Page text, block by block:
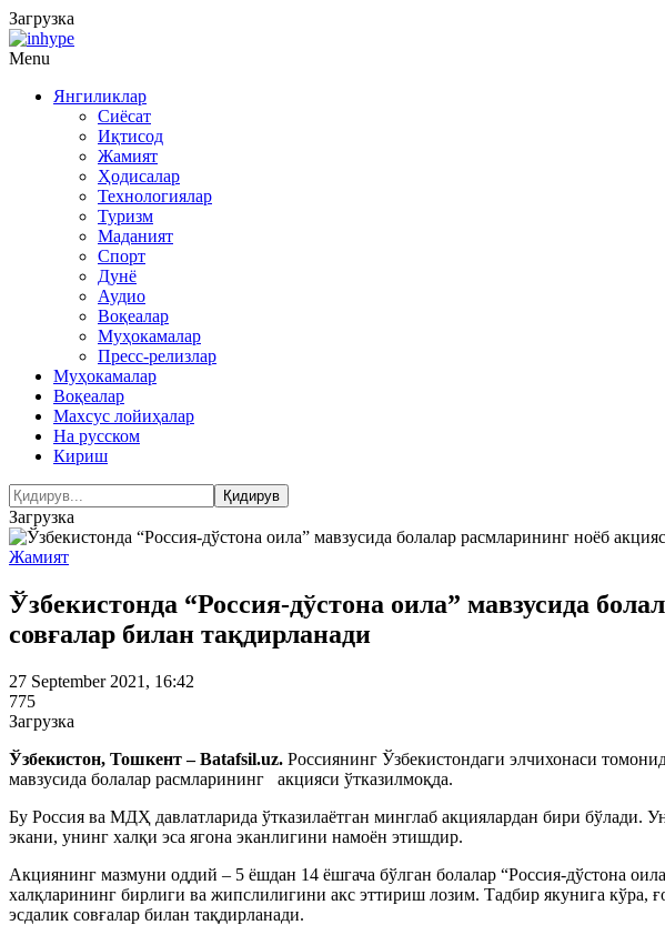
Загрузка
Menu
Янгиликлар
Сиёсат
Иқтисод
Жамият
Ҳодисалар
Технологиялар
Туризм
Маданият
Спорт
Дунё
Аудио
Воқеалар
Муҳокамалар
Пресс-релизлар
Муҳокамалар
Воқеалар
Махсус лойиҳалар
На русском
Кириш
Загрузка
Жамият
Ўзбекистонда “Россия-дўстона оила” мавзусида
совғалар билан тақдирланади
27 September 2021, 16:42
775
Загрузка
Ўзбекистон, Тошкент – Batafsil.uz. Россиянинг Ўзбекистондаги элчихонаси
мавзусида болалар расмларининг акцияси ўтказилмоқда.
Бу Россия ва МДҲ давлатларида ўтказилаётган минглаб акциялардан бири бўлади.
экани, унинг халқи эса ягона эканлигини намоён этишдир.
Акциянинг мазмуни оддий – 5 ёшдан 14 ёшгача бўлган болалар “Россия-дўстона
халқларининг бирлиги ва жипслилигини акс эттириш лозим. Тадбир якунига кўра,
эсдалик совғалар билан тақдирланади.